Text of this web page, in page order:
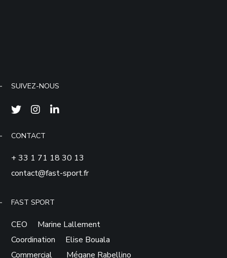
SUIVEZ-NOUS
CONTACT
+ 33 1 71 18 30 13
contact@fast-sport.fr
FAST SPORT
CEO Marine Lallement
Coordination Elise Bouala
Commercial Mégane Rabellino